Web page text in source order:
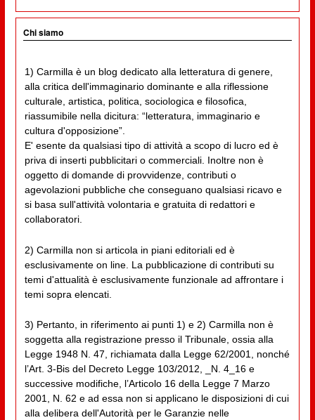
Chi siamo
1) Carmilla è un blog dedicato alla letteratura di genere,
alla critica dell'immaginario dominante e alla riflessione
culturale, artistica, politica, sociologica e filosofica,
riassumibile nella dicitura: “letteratura, immaginario e
cultura d'opposizione”.
E' esente da qualsiasi tipo di attività a scopo di lucro ed è
priva di inserti pubblicitari o commerciali. Inoltre non è
oggetto di domande di provvidenze, contributi o
agevolazioni pubbliche che conseguano qualsiasi ricavo e
si basa sull'attività volontaria e gratuita di redattori e
collaboratori.
2) Carmilla non si articola in piani editoriali ed è
esclusivamente on line. La pubblicazione di contributi su
temi d'attualità è esclusivamente funzionale ad affrontare i
temi sopra elencati.
3) Pertanto, in riferimento ai punti 1) e 2) Carmilla non è
soggetta alla registrazione presso il Tribunale, ossia alla
Legge 1948 N. 47, richiamata dalla Legge 62/2001, nonché
l’Art. 3-Bis del Decreto Legge 103/2012, _N. 4_16 e
successive modifiche, l’Articolo 16 della Legge 7 Marzo
2001, N. 62 e ad essa non si applicano le disposizioni di cui
alla delibera dell'Autorità per le Garanzie nelle